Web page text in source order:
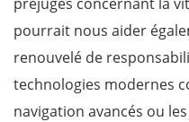
pourrait nous aider
renouvelé de
technologies modernes
navigation avancés ou